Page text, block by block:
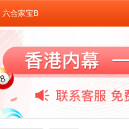
六合家宝B